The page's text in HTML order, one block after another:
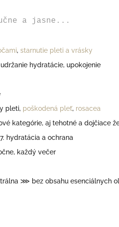
a jasne...
, starnutie pleti a vrásky
hydratácie, upokojenie
pleti, poškodená pleť, rosacea
kategórie, aj tehotné a dojčiace
7. hydratácia a ochrana
každý večer
⋙ bez obsahu esenciálnych